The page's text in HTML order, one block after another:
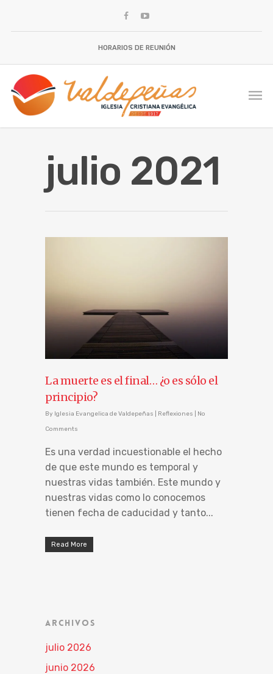
HORARIOS DE REUNIÓN
julio 2021
La muerte es el final… ¿o es sólo el
principio?
By Iglesia Evangelica de Valdepeñas Reflexiones No
Comments
Es una verdad incuestionable el hecho
de que este mundo es temporal y
nuestras vidas también. Este mundo y
nuestras vidas como lo conocemos
tienen fecha de caducidad y tanto...
Read More
ARCHIVOS
julio 2026
junio 2026